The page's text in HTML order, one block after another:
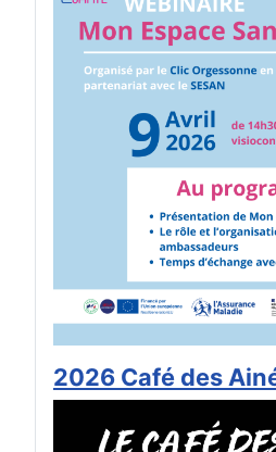
2026 Café des